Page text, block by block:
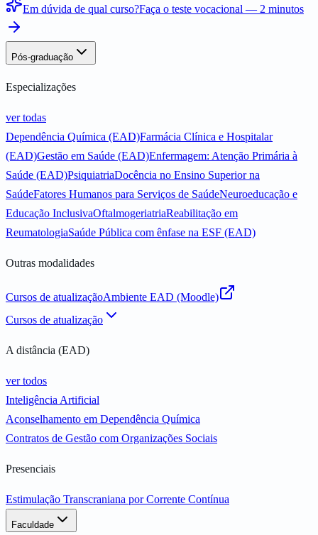
Em dúvida de qual curso?Faça o teste vocacional — 2 minutos
Pós-graduação
Especializações
ver todas
Dependência Química (EAD)Farmácia Clínica e Hospitalar
(EAD)Gestão em Saúde (EAD)Enfermagem: Atenção Primária à
Saúde (EAD)PsiquiatriaDocência no Ensino Superior na
SaúdeFatores Humanos para Serviços de SaúdeNeuroeducação e
Educação InclusivaOftalmogeriatriaReabilitação em
ReumatologiaSaúde Pública com ênfase na ESF (EAD)
Outras modalidades
Cursos de atualizaçãoAmbiente EAD (Moodle)
Cursos de atualização
A distância (EAD)
ver todos
Inteligência Artificial
Aconselhamento em Dependência Química
Contratos de Gestão com Organizações Sociais
Presenciais
Estimulação Transcraniana por Corrente Contínua
Faculdade